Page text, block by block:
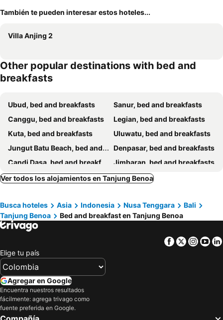
También te pueden interesar estos hoteles...
Villa Anjing 2
Other popular destinations with bed and
breakfasts
Ubud, bed and breakfasts
Sanur, bed and breakfasts
Canggu, bed and breakfasts
Legian, bed and breakfasts
Kuta, bed and breakfasts
Uluwatu, bed and breakfasts
Jungut Batu Beach, bed and breakfasts
Denpasar, bed and breakfasts
Candi Dasa, bed and breakfasts
Jimbaran, bed and breakfasts
Klungkung, bed and breakfasts
Seminyak, bed and breakfasts
Badung, bed and breakfasts
Mushroom Bay, bed and breakfasts
Nusa Dua, bed and breakfasts Bangli, bed and breakfasts
Tabanan, bed and breakfasts
Baturiti, bed and breakfasts
Semarapura, bed and breakfasts
Mengwi, bed and breakfasts
Ver todos los alojamientos en Tanjung Benoa
Busca hoteles Asia Indonesia Nusa Tenggara
Bali
Tanjung Benoa
Bed and breakfast en Tanjung Benoa
Facebook
Twitter
Elige tu país
Agregar en Google
Encuentra nuestros resultados
fácilmente: agrega trivago como
fuente preferida en Google.